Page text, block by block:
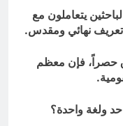
يتعاملون مع
تعريف نهائي ومقدس.
حصراً، فإن معظم
ولغة واحدة؟